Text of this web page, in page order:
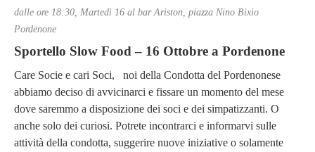
dalle ore 18:30, Martedì 16 al bar Ariston, piazza Nino Bixio
Pordenone
Sportello Slow Food – 16 Ottobre a Pordenone
Care Socie e cari Soci, noi della Condotta del Pordenonese
abbiamo deciso di avvicinarci e fissare un momento del mese
dove saremmo a disposizione dei soci e dei simpatizzanti. O
anche solo dei curiosi. Potrete incontrarci e informarvi sulle
attività della condotta, suggerire nuove iniziative o solamente